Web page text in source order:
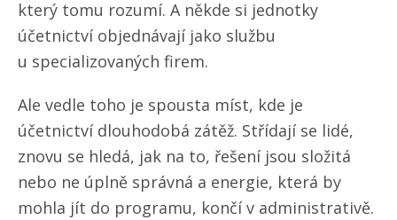
který tomu rozumí. A někde si jednotky
účetnictví objednávají jako službu
u specializovaných firem.
Ale vedle toho je spousta míst, kde je
účetnictví dlouhodobá zátěž. Střídají se lidé,
znovu se hledá, jak na to, řešení jsou složitá
nebo ne úplně správná a energie, která by
mohla jít do programu, končí v administrativě.